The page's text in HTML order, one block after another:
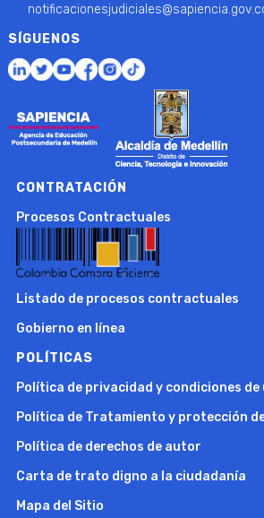
SÍGUENOS
CONTRATACIÓN
Procesos Contractuales
Listado de procesos contractuales
Gobierno en línea
POLÍTICAS
Política de privacidad y condiciones de
Política de Tratamiento y protección
Política de derechos de autor
Carta de trato digno a la ciudadanía
Mapa del Sitio